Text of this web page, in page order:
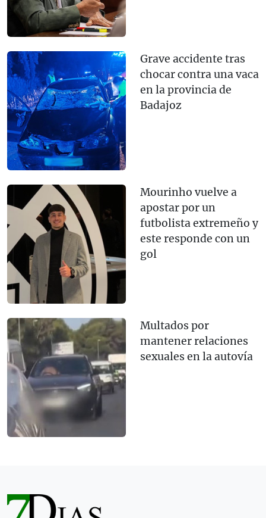
Grave accidente tras
chocar contra una vaca
en la provincia de
Badajoz
Mourinho vuelve a
apostar por un
futbolista extremeño y
este responde con un
gol
Multados por
mantener relaciones
sexuales en la autovía